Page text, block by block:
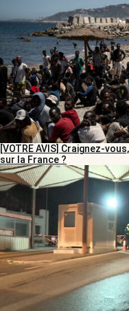
[VOTRE AVIS] Craignez-
sur la France ?